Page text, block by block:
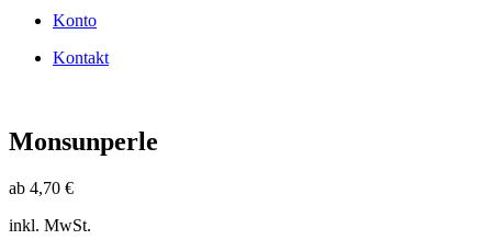
Konto
Kontakt
Monsunperle
ab 4,70 €
inkl. MwSt.